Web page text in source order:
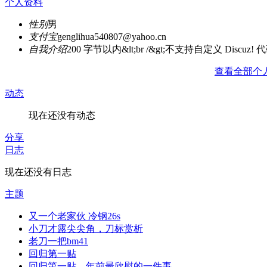
性别男
支付宝genglihua540807@yahoo.cn
自我介绍200 字节以内&lt;br /&gt;不支持自定义 Discuz!
查看全部个
动态
现在还没有动态
分享
日志
现在还没有日志
主题
又一个老家伙 冷钢26s
小刀才露尖尖角，刀标赏析
老刀一把bm41
回归第一贴